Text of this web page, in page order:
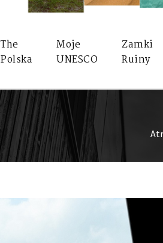
The
Polska
Moje
UNESCO
Zamki
Ruiny